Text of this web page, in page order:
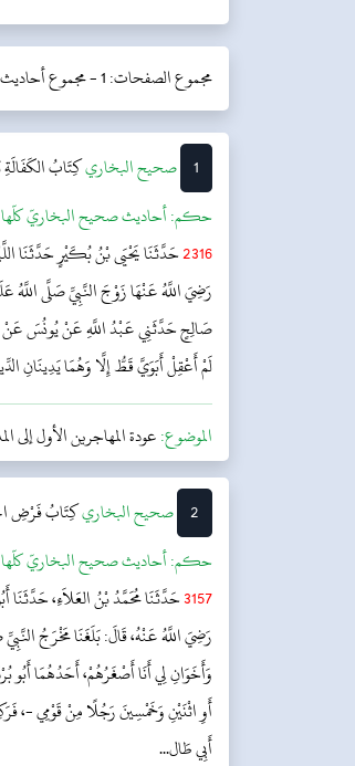
مجموع الصفحات: 1 - مجموع أحاديث:
1 ‌‌صحيح البخاريکِتَابُ الكَفَالَةِ
حکم:أحاديث صحيح البخاريّ
2316حَدَّثَنَا يَحْيَى بْنُ بُكَيْرٍ حَدَّثَنَا
رَضِيَ اللَّهُ عَنْهَا زَوْجَ النَّبِيِّ صَلَّى اللَّهُ
صَالِحٍ حَدَّثَنِي عَبْدُ اللَّهِ عَنْ يُونُسَ عَنْ
لَمْ أَعْقِلْ أَبَوَيَّ قَطُّ إِلَّا وَهُمَا يَدِينَانِ
الموضوع:عودة المهاجرين الأول إلى
2 ‌‌صحيح البخاريكِتَابُ فَرْضِ
حکم:أحاديث صحيح البخاريّ
3157حَدَّثَنَا مُحَمَّدُ بْنُ العَلاَءِ، حَدَّثَنَا
رَضِيَ اللَّهُ عَنْهُ، قَالَ: بَلَغَنَا مَخْرَجُ
وَأَخَوَانِ لِي أَنَا أَصْغَرُهُمْ، أَحَدُهُمَا أَبُو
أَوِ اثْنَيْنِ وَخَمْسِينَ رَجُلًا مِنْ قَوْمِي -،
أَبِي طَال...